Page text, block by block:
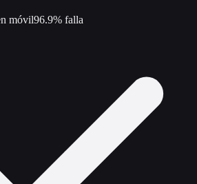
móvil96.9% falla